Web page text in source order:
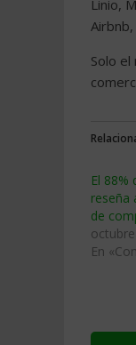
Linio,
Solo
El 88%
reseña
de
En